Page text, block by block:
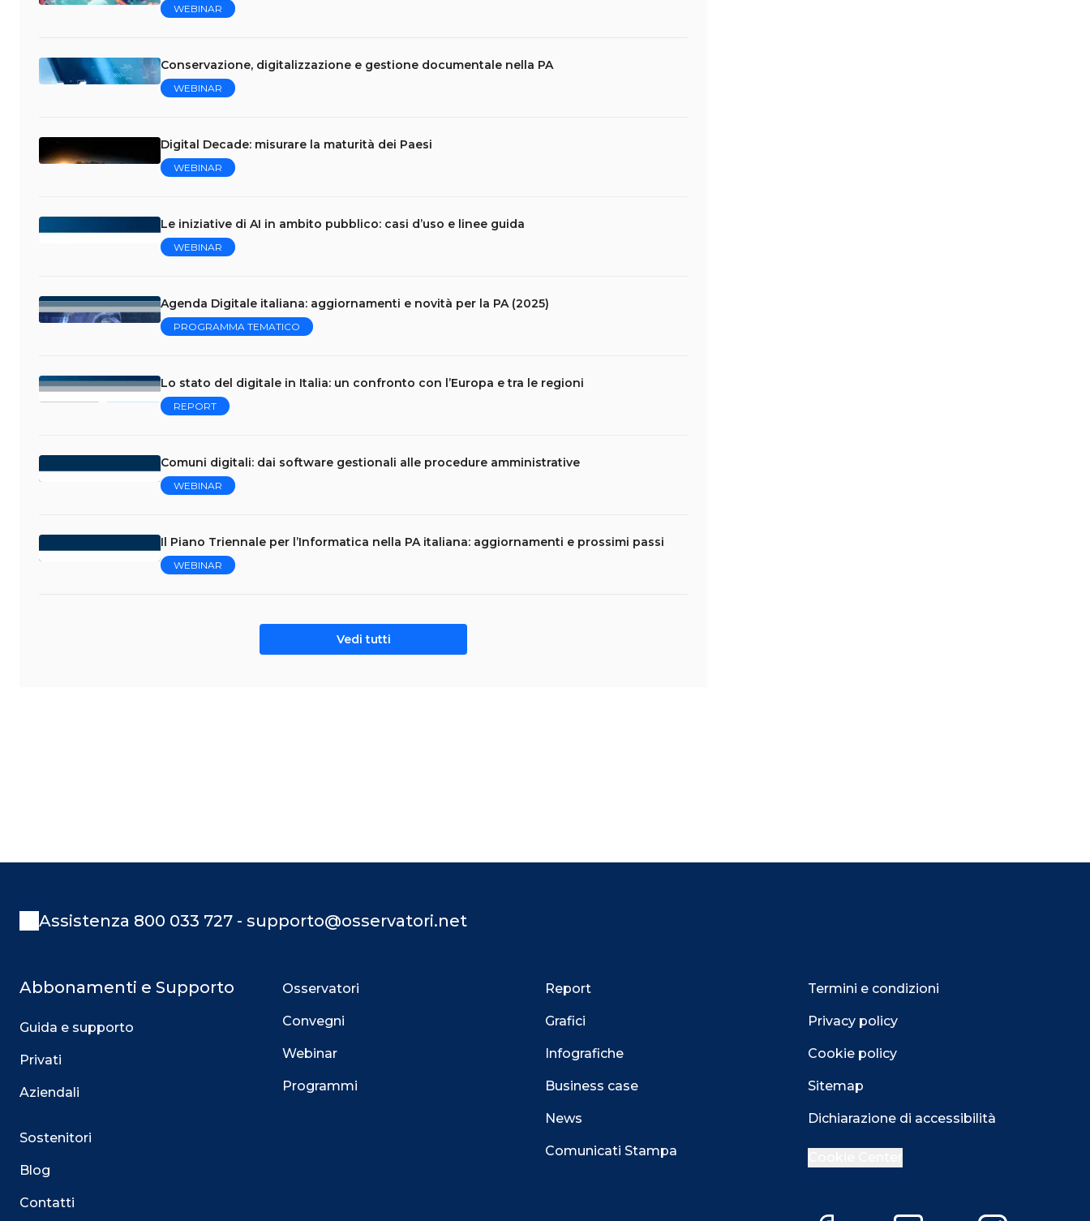
WEBINAR
Conservazione, digitalizzazione e gestione documentale nella PA
WEBINAR
Digital Decade: misurare la maturità dei Paesi
WEBINAR
Le iniziative di AI in ambito pubblico: casi d’uso e linee guida
WEBINAR
Agenda Digitale italiana: aggiornamenti e novità per la PA (2025)
PROGRAMMA TEMATICO
Lo stato del digitale in Italia: un confronto con l’Europa e tra le regioni
REPORT
Comuni digitali: dai software gestionali alle procedure amministrative
WEBINAR
Il Piano Triennale per l’Informatica nella PA italiana: aggiornamenti e prossimi passi
WEBINAR
Vedi tutti
Assistenza 800 033 727 - supporto@osservatori.net
Abbonamenti e Supporto
Guida e supporto
Privati
Aziendali
Sostenitori
Blog
Contatti
Osservatori
Convegni
Webinar
Programmi
Report
Grafici
Infografiche
Business case
News
Comunicati Stampa
Termini e condizioni
Privacy policy
Cookie policy
Sitemap
Dichiarazione di accessibilità